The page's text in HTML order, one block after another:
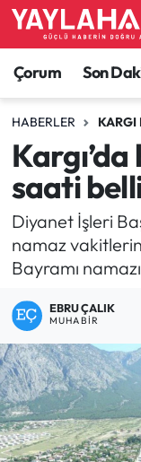
Çorum Son
HABERLER KARGI
saati
Diyanet İşleri
namaz
Bayramı
EBRU ÇALIK
MUHABIR
Alaca
Bayat
Bilgi -
Bilim ve
Boğazkale
Çorum Son
Dodurga
Eğitim
Çorum
Çorum Hava
Çorum
Çorum Trafik
TFF 1.Lig
Son Dakika
Haber Arşivi